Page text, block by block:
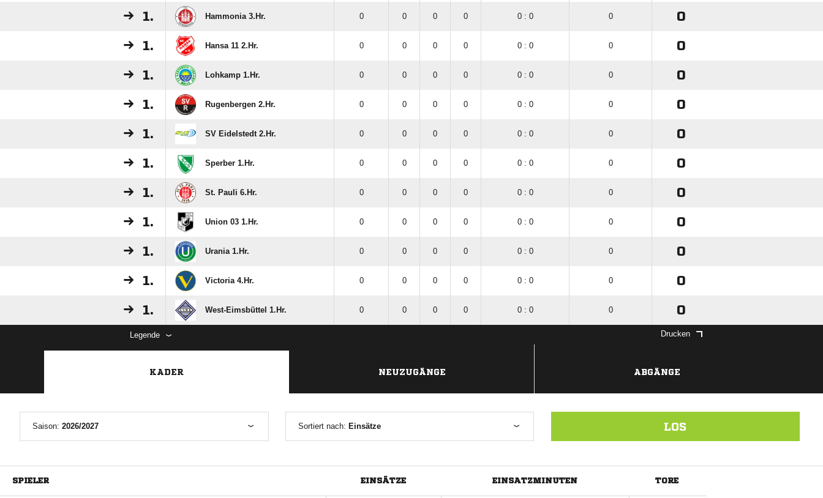
1. Hammonia 3.Hr. 0 0 0 0 0 : 0 0 0
1. Hansa 11 2.Hr. 0 0 0 0 0 : 0 0 0
1. Lohkamp 1.Hr. 0 0 0 0 0 : 0 0 0
1. Rugenbergen 2.Hr. 0 0 0 0 0 : 0 0 0
1. SV Eidelstedt 2.Hr. 0 0 0 0 0 : 0 0 0
1. Sperber 1.Hr. 0 0 0 0 0 : 0 0 0
1. St. Pauli 6.Hr. 0 0 0 0 0 : 0 0 0
1. Union 03 1.Hr. 0 0 0 0 0 : 0 0 0
1. Urania 1.Hr. 0 0 0 0 0 : 0 0 0
1. Victoria 4.Hr. 0 0 0 0 0 : 0 0 0
1. West-Eimsbüttel 1.Hr. 0 0 0 0 0 : 0 0 0
Legende Drucken
KADER NEUZUGÄNGE ABGÄNGE
Saison: 2026/2027 Sortiert nach: Einsätze LOS
SPIELER EINSÄTZE EINSATZMINUTEN TORE